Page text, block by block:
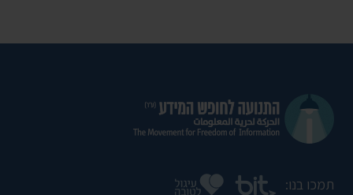
תמכו בנו: